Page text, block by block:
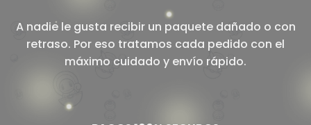
A nadie le gusta recibir un paquete dañado o con
retraso. Por eso tratamos cada pedido con el
máximo cuidado y envío rápido.